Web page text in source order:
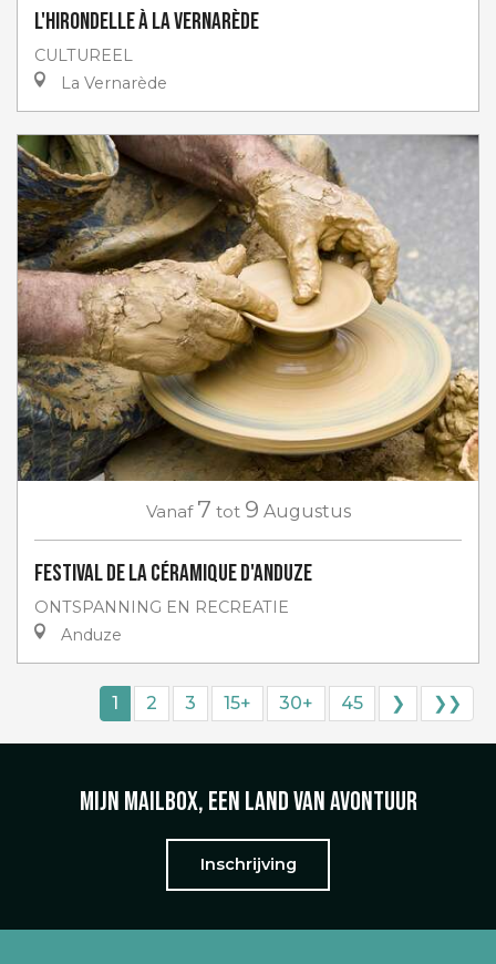
L'Hirondelle à La Vernarède
CULTUREEL
La Vernarède
Vanaf 7 tot 9 Augustus
Festival de la céramique d'Anduze
ONTSPANNING EN RECREATIE
Anduze
1 2 3 15+ 30+ 45 ❯ ❯❯
Mijn mailbox, een land van avontuur
Inschrijving